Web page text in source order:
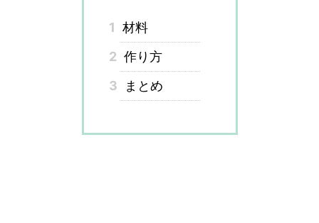
1 材料
2 作り方
3
まとめ